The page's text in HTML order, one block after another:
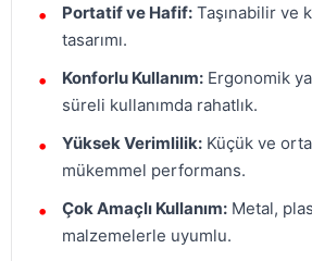
Portatif ve Hafif: Taşınabilir ve
tasarımı.
Konforlu Kullanım: Ergonomik
süreli kullanımda rahatlık.
Yüksek Verimlilik: Küçük ve
mükemmel performans.
Çok Amaçlı Kullanım: Metal,
malzemelerle uyumlu.